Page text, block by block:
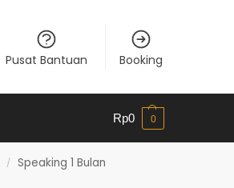
Pusat Bantuan Booking
Rp0 0
/ Speaking 1 Bulan